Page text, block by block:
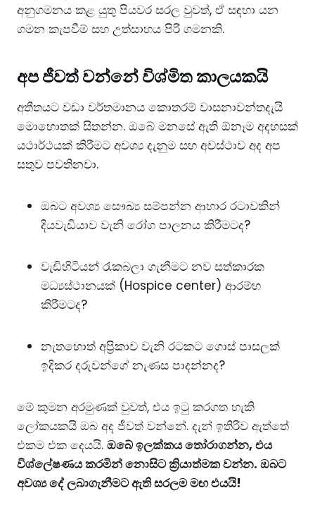
අනුගමනය කළ යුතු පියවර සරල වුවත්, ඒ සඳහා යන
ගමන කැපවීම් සහ උත්සාහය පිරි ගමනකි.
​අප ජීවත් වන්නේ විශ්මිත කාලයකයි
​අතීතයට වඩා වර්තමානය කොතරම් වාසනාවන්තදැයි
මොහොතක් සිතන්න. ඔබේ මනසේ ඇති ඕනෑම අදහසක්
යථාර්ථයක් කිරීමට අවශ්‍ය දැනුම සහ අවස්ථාව අද අප
සතුව පවතිනවා.
​ඔබට අවශ්‍ය සෞඛ්‍ය සම්පන්න ආහාර රටාවකින්
දියවැඩියාව වැනි රෝග පාලනය කිරීමටද?
​වැඩිහිටියන් රැකබලා ගැනීමට නව සත්කාරක
මධ්‍යස්ථානයක් (Hospice center) ආරම්භ
කිරීමටද?
​නැතහොත් අප්‍රිකාව වැනි රටකට ගොස් පාසලක්
ඉදිකර දරුවන්ගේ නැණස පාදන්නද?
​මේ කුමන අරමුණක් වුවත්, එය ඉටු කරගත හැකි
ලෝකයකයි ඔබ අද ජීවත් වන්නේ. දැන් ඉතිරිව ඇත්තේ
එකම එක දෙයයි. ​ ඔබේ ඉලක්කය තෝරාගන්න, එය
විශ්ලේෂණය කරමින් නොසිට ක්‍රියාත්මක වන්න. ඔබට
අවශ්‍ය දේ ලබාගැනීමට ඇති සරලම මඟ එයයි!